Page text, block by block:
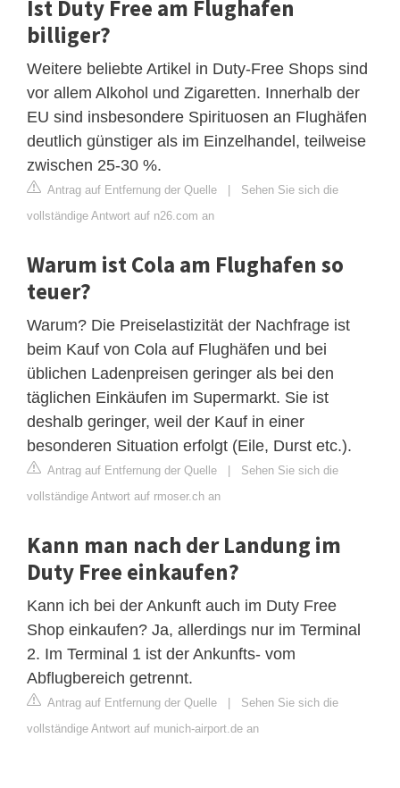
Ist Duty Free am Flughafen
billiger?
Weitere beliebte Artikel in Duty-Free Shops sind
vor allem Alkohol und Zigaretten. Innerhalb der
EU sind insbesondere Spirituosen an Flughäfen
deutlich günstiger als im Einzelhandel, teilweise
zwischen 25-30 %.
Antrag auf Entfernung der Quelle | Sehen Sie sich die
vollständige Antwort auf n26.com an
Warum ist Cola am Flughafen so
teuer?
Warum? Die Preiselastizität der Nachfrage ist
beim Kauf von Cola auf Flughäfen und bei
üblichen Ladenpreisen geringer als bei den
täglichen Einkäufen im Supermarkt. Sie ist
deshalb geringer, weil der Kauf in einer
besonderen Situation erfolgt (Eile, Durst etc.).
Antrag auf Entfernung der Quelle | Sehen Sie sich die
vollständige Antwort auf rmoser.ch an
Kann man nach der Landung im
Duty Free einkaufen?
Kann ich bei der Ankunft auch im Duty Free
Shop einkaufen? Ja, allerdings nur im Terminal
2. Im Terminal 1 ist der Ankunfts- vom
Abflugbereich getrennt.
Antrag auf Entfernung der Quelle | Sehen Sie sich die
vollständige Antwort auf munich-airport.de an